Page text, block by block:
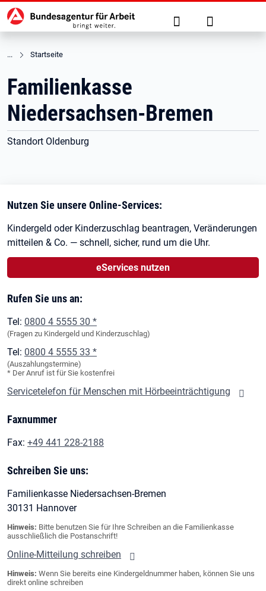
zu den Hauptinhalten springen
Hauptnavigation Suche Anmelden
Startseite
Familienkasse
Niedersachsen-Bremen
Standort Oldenburg
Nutzen Sie unsere Online-Services:
Kindergeld oder Kinderzuschlag beantragen, Veränderungen
mitteilen & Co. — schnell, sicher, rund um die Uhr.
eServices nutzen
Rufen Sie uns an:
Tel: 0800 4 5555 30 *
(Fragen zu Kindergeld und Kinderzuschlag)
Tel: 0800 4 5555 33 *
(Auszahlungstermine)
* Der Anruf ist für Sie kostenfrei
Servicetelefon für Menschen mit Hörbeeinträchtigung
Faxnummer
Fax: +49 441 228-2188
Schreiben Sie uns:
Familienkasse Niedersachsen-Bremen
30131 Hannover
Hinweis: Bitte benutzen Sie für Ihre Schreiben an die Familienkasse
ausschließlich die Postanschrift!
Online-Mitteilung schreiben
Hinweis: Wenn Sie bereits eine Kindergeldnummer haben, können Sie uns
direkt online schreiben